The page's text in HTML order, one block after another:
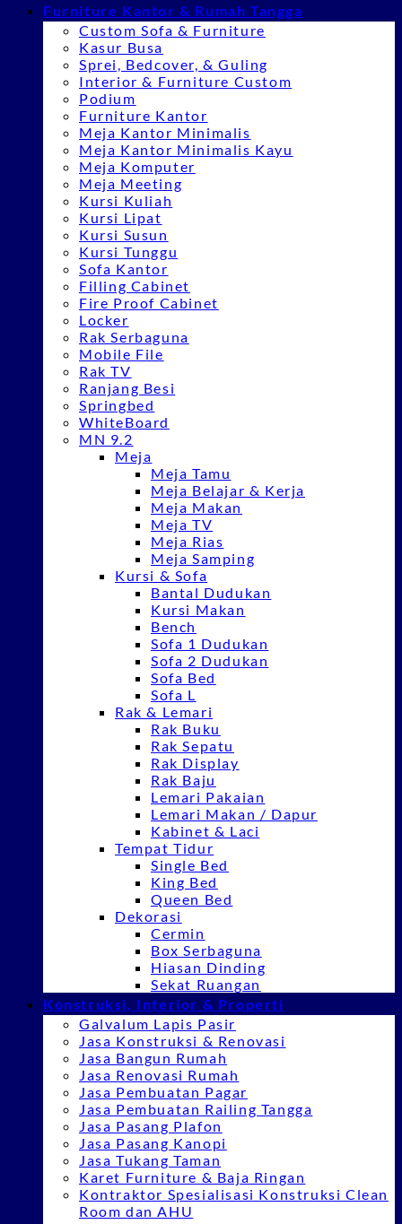
Furniture Kantor & Rumah Tangga
Custom Sofa & Furniture
Kasur Busa
Sprei, Bedcover, & Guling
Interior & Furniture Custom
Podium
Furniture Kantor
Meja Kantor Minimalis
Meja Kantor Minimalis Kayu
Meja Komputer
Meja Meeting
Kursi Kuliah
Kursi Lipat
Kursi Susun
Kursi Tunggu
Sofa Kantor
Filling Cabinet
Fire Proof Cabinet
Locker
Rak Serbaguna
Mobile File
Rak TV
Ranjang Besi
Springbed
WhiteBoard
MN 9.2
Meja
Meja Tamu
Meja Belajar & Kerja
Meja Makan
Meja TV
Meja Rias
Meja Samping
Kursi & Sofa
Bantal Dudukan
Kursi Makan
Bench
Sofa 1 Dudukan
Sofa 2 Dudukan
Sofa Bed
Sofa L
Rak & Lemari
Rak Buku
Rak Sepatu
Rak Display
Rak Baju
Lemari Pakaian
Lemari Makan / Dapur
Kabinet & Laci
Tempat Tidur
Single Bed
King Bed
Queen Bed
Dekorasi
Cermin
Box Serbaguna
Hiasan Dinding
Sekat Ruangan
Konstruksi, Interior & Properti
Galvalum Lapis Pasir
Jasa Konstruksi & Renovasi
Jasa Bangun Rumah
Jasa Renovasi Rumah
Jasa Pembuatan Pagar
Jasa Pembuatan Railing Tangga
Jasa Pasang Plafon
Jasa Pasang Kanopi
Jasa Tukang Taman
Karet Furniture & Baja Ringan
Kontraktor Spesialisasi Konstruksi Clean
Room dan AHU